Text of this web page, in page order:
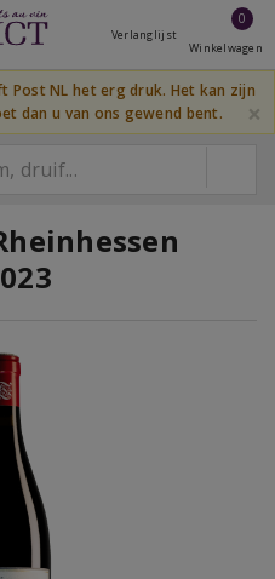
Verlanglijst
0
Winkelwagen
Post NL het erg druk. Het kan zijn
dan u van ons gewend bent.
×